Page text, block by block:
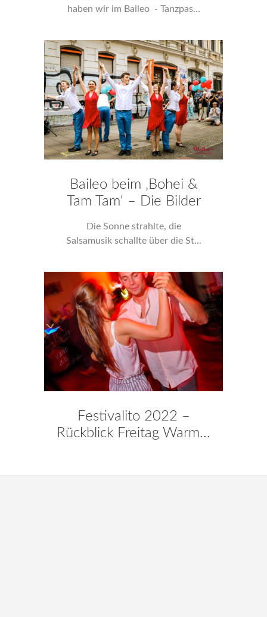
haben wir im Baileo - Tanzpas...
Baileo beim ‚Bohei &
Tam Tam‘ – Die Bilder
Die Sonne strahlte, die
Salsamusik schallte über die St...
Festivalito 2022 –
Rückblick Freitag Warm...